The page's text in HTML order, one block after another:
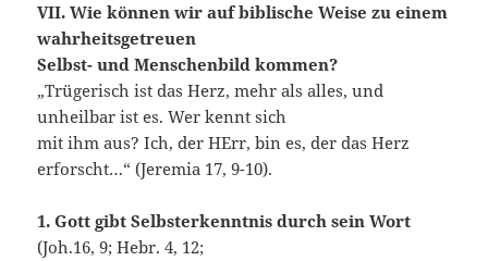
VII. Wie können wir auf biblische Weise zu einem
wahrheitsgetreuen
Selbst- und Menschenbild kommen?
„Trügerisch ist das Herz, mehr als alles, und
unheilbar ist es. Wer kennt sich
mit ihm aus? Ich, der HErr, bin es, der das Herz
erforscht…“ (Jeremia 17, 9-10).
1. Gott gibt Selbsterkenntnis durch sein Wort
(Joh.16, 9; Hebr. 4, 12;